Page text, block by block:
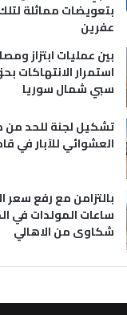
بتعويضات مماثلة
عفرين
بين عمليات ابتزاز
استمرار الانتهاكات
سبي شمال سوريا
تشكيل لجنة للحد من
العشوائي للآبار في
بالتزامن مع رفع سعر
ساعات المولدات في
شكاوى من الاهالي